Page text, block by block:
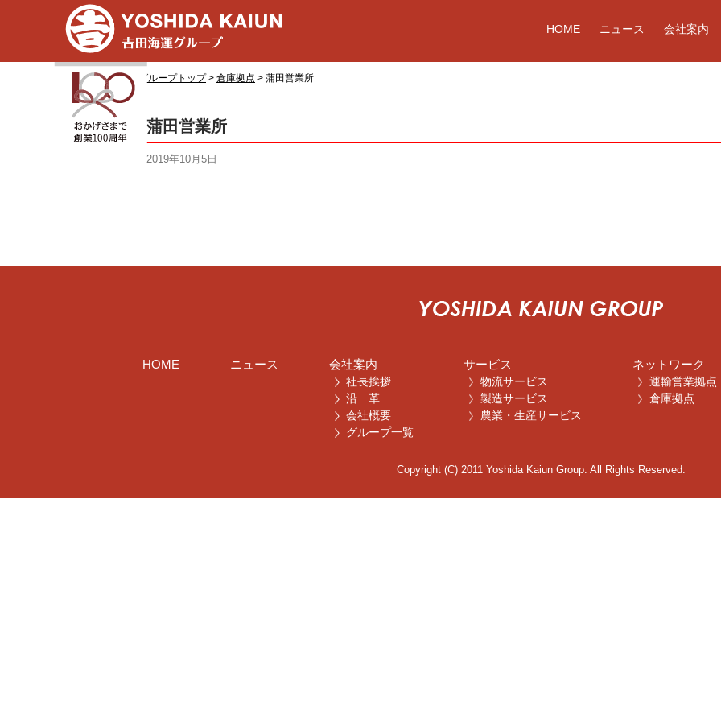
HOME ニュース 会社案内
グループトップ> 倉庫拠点 > 蒲田営業所
蒲田営業所
2019年10月5日
HOME ニュース 会社案内
社長挨拶
沿 革
会社概要
グループ一覧
サービス
物流サービス
製造サービス
農業・生産サービス
ネットワーク
運輸営業拠点
倉庫拠点
Copyright (C) 2011 Yoshida Kaiun Group. All Rights Reserved.